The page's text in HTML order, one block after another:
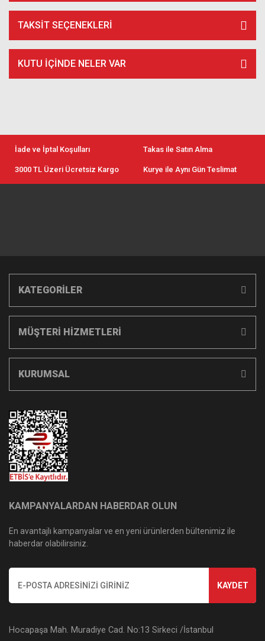
TAKSIT SEÇENEKLERI
KUTU İÇİNDE NELER VAR
İade ve İptal Koşulları Takas ile Satın Alma
3000 TL Üzeri Ücretsiz Kargo Kurye ile Aynı Gün Teslimat
KATEGORİLER
MÜŞTERİ HİZMETLERİ
KURUMSAL
KAMPANYALARDAN HABERDAR OLUN
En avantajlı kampanyalar ve en yeni ürünlerden bültenimiz ile
haberdar olabilirsiniz.
KAYDET
Hocapaşa Mah. Muradiye Cad. No:13 Sirkeci /İstanbul